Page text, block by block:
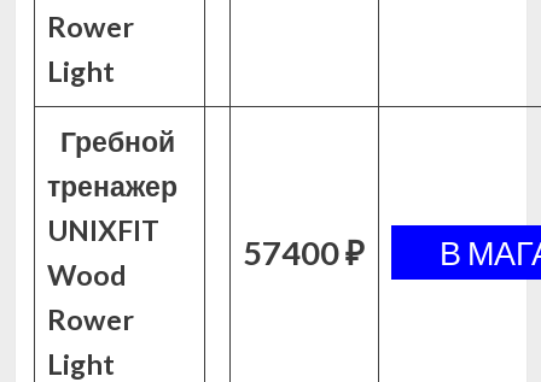
Rower
Light
Гребной
тренажер
UNIXFIT
Wood
Rower
Light
57400 ₽